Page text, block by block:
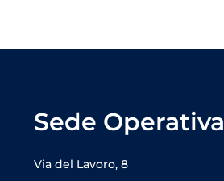
Sede Operativa
Via del Lavoro, 8